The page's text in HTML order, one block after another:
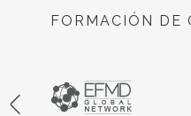
FORMACIÓN DE